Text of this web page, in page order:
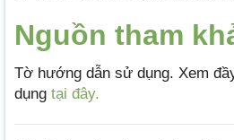
Nguồn tham
Tờ hướng dẫn sử dụng. Xem
dụng tại đây.